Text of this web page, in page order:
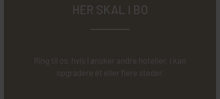
HER SKAL I BO
Ring til os, hvis I ønsker andre hoteller. I kan
opgradere ét eller flere steder.